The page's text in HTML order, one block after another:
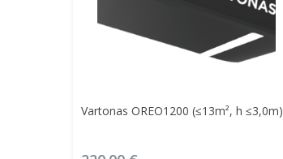
Į Krepšelį
Vartonas OREO1200 (≤13m², h ≤3,0m)